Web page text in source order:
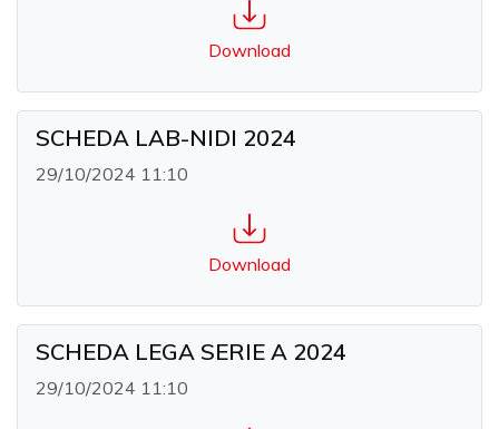
Download
SCHEDA LAB-NIDI 2024
29/10/2024 11:10
Download
SCHEDA LEGA SERIE A 2024
29/10/2024 11:10